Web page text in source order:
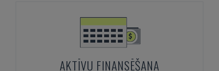
AKTĪVU FINANSĒŠANA